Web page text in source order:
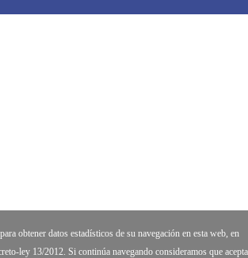
obtener datos estadísticos de su navegación en esta web, en
ley 13/2012. Si continúa navegando consideramos que acepta